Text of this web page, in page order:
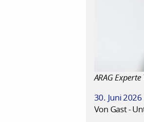
ARAG
30. Juni
Von Gast -